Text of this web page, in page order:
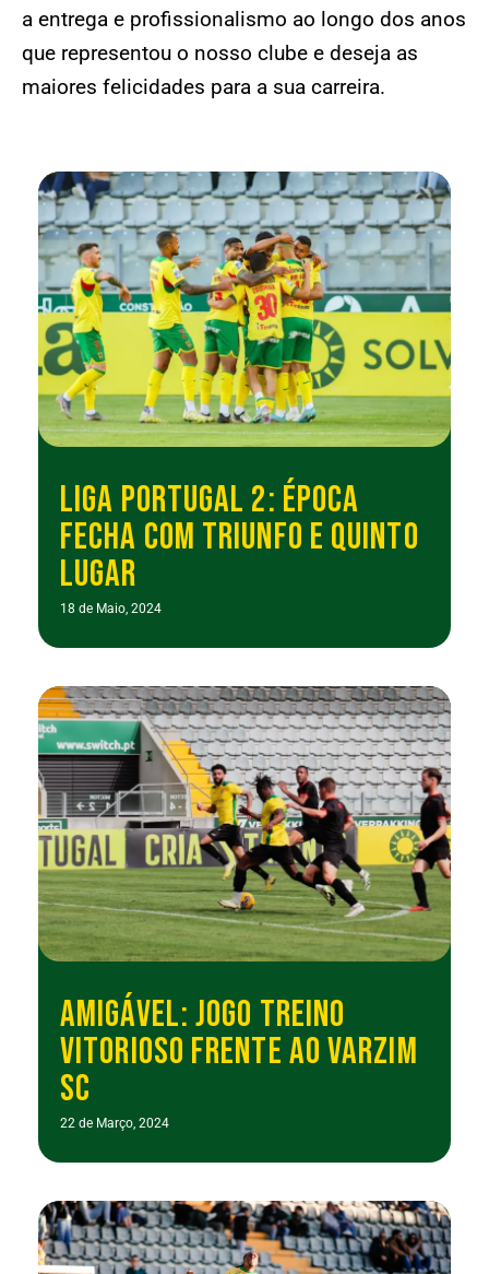
a entrega e profissionalismo ao longo dos anos
que representou o nosso clube e deseja as
maiores felicidades para a sua carreira.
LIGA PORTUGAL 2: ÉPOCA
FECHA COM TRIUNFO E QUINTO
LUGAR
18 de Maio, 2024
AMIGÁVEL: JOGO TREINO
VITORIOSO FRENTE AO VARZIM
SC
22 de Março, 2024